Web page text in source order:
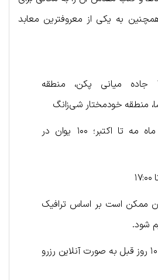
به یکی از معروفترین معابد
آدرس: شماره ۳۵ جاده میانی پکن، منطقه
منطقه خودمختار شی‌زانگ
بلیط: ۲۰۰ یوان از ماه مه تا اکتبر؛ ۱۰۰ یوان در
ممکن است بر اساس ترافیک
شود.
می‌توانید بلیط‌ها را ۱۰ روز قبل به صورت آنلاین رزرو